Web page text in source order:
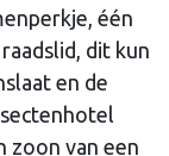
één
dit kun
en de
zoon van een